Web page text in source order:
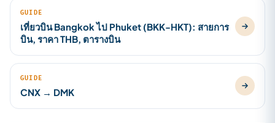
GUIDE
เที่ยวบิน Bangkok ไป Phuket (BKK-HKT): สายการ
บิน, ราคา THB, ตารางบิน
GUIDE
CNX → DMK